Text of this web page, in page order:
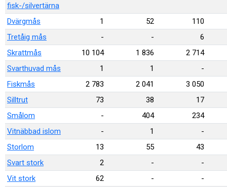
fisk-/silvertärna
Dvärgmås 1 52
110
Tretåig mås
- -
6
Skrattmås
10 104 1 836
2 714
Svarthuvad mås
1 1
-
Fiskmås
2 783 2 041
3 050
Silltrut
73 38
17
Smålom
- 404
234
Vitnäbbad islom
- 1
-
Storlom
13 55
43
Svart stork
2 -
-
Vit stork
62 - -